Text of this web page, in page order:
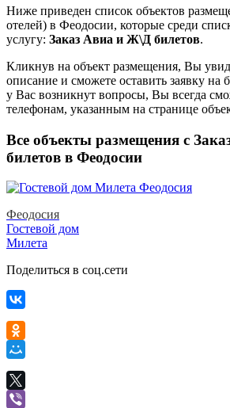
Ниже приведен список объектов
отелей) в Феодосии, которые среди
услугу: Заказ Авиа и Ж\Д билетов.
Кликнув на объект размещения, Вы
описание и сможете оставить заявку на
у Вас возникнут вопросы, Вы всегда
телефонам, указанным на странице
Все объекты размещения с
билетов в Феодосии
Феодосия
Гостевой дом
Милета
Поделиться в соц.сети